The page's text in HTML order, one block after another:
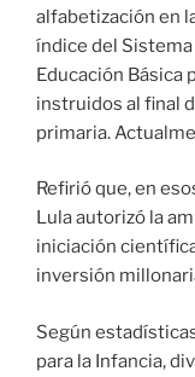
alfabetización en
índice del Sistema
Educación Básica
instruidos al final
primaria.
Refirió que, en
Lula autorizó la
iniciación
inversión
Según
para la Infancia,